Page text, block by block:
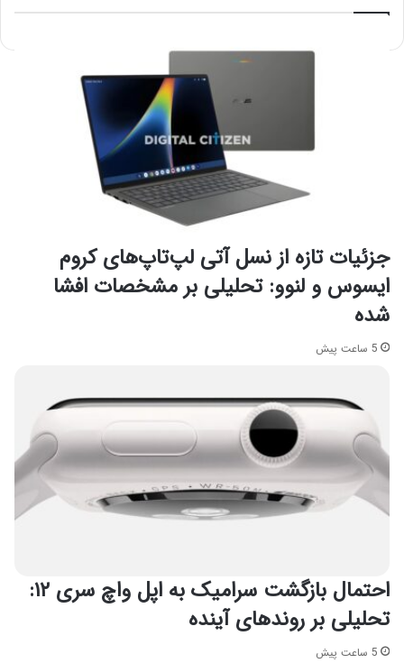
جزئیات تازه از نسل آتی لپ‌تاپ‌های کروم
ایسوس و لنوو: تحلیلی بر مشخصات افشا
شده
5 ساعت پیش
احتمال بازگشت سرامیک به اپل واچ سری ۱۲:
تحلیلی بر روندهای آینده
5 ساعت پیش